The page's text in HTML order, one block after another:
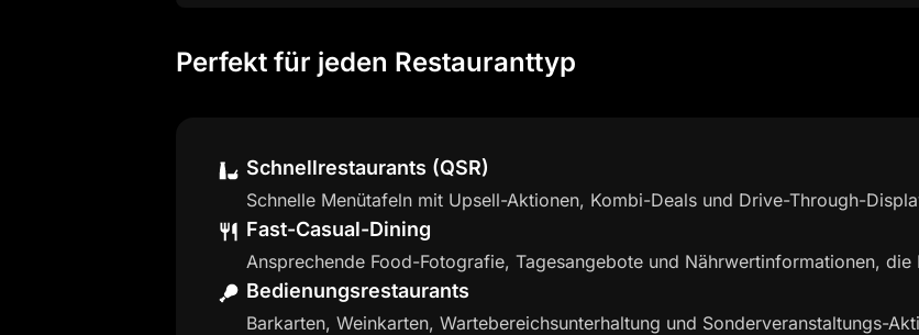
Perfekt für jeden Restauranttyp
Schnellrestaurants (QSR)
Schnelle Menütafeln mit Upsell-Aktionen, Kombi-Deals und Drive-Through-
Fast-Casual-Dining
Ansprechende Food-Fotografie, Tagesangebote und Nährwertinformationen,
Bedienungsrestaurants
Barkarten, Weinkarten, Wartebereichsunterhaltung und Sonderveranstaltungs-